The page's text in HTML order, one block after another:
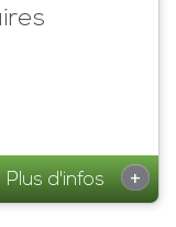
Plus d'infos +